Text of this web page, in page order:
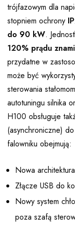
trójfazowym dla
stopniem ochrony
do 90 kW.
120% prądu
przydatne w
może być
sterowania
autotuningu silnika
H100 obsługuje
(asynchroniczne) do
falowniku obejmują:
Nowa
Złącze USB do
Nowy system
poza szafą